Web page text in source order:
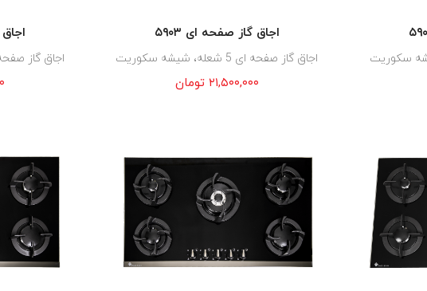
اجاق گاز صفحه ای ۵۹۰۳
اجاق گاز صفحه ای 5 شعله، شیشه سکوریت
۲۱,۵۰۰,۰۰۰ تومان
اجاق
اجاق گاز صفحه ای 5 شعله،